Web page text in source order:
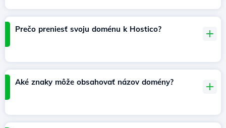
Prečo preniesť svoju doménu k Hostico?
Aké znaky môže obsahovať názov domény?